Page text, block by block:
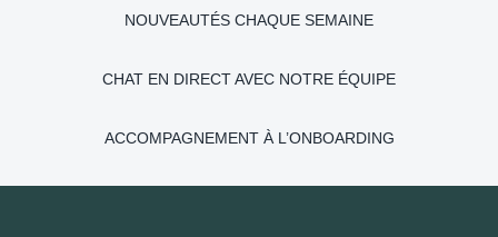
NOUVEAUTÉS CHAQUE SEMAINE
CHAT EN DIRECT AVEC NOTRE ÉQUIPE
ACCOMPAGNEMENT À L’ONBOARDING